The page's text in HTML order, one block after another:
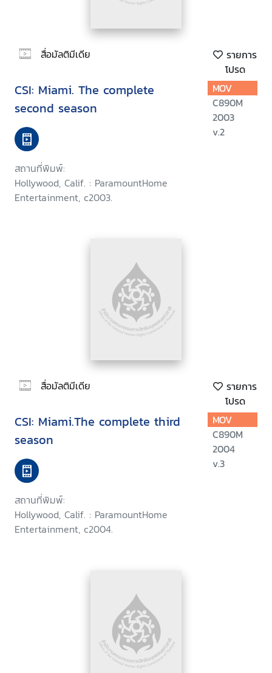
สื่อมัลติมีเดีย
รายการ
โปรด
CSI: Miami. The complete
second season
สถานที่พิมพ์:
Hollywood, Calif. : ParamountHome
Entertainment, c2003.
MOV
C890M
2003
v.2
สื่อมัลติมีเดีย
รายการ
โปรด
CSI: Miami.The complete third
season
สถานที่พิมพ์:
Hollywood, Calif. : ParamountHome
Entertainment, c2004.
MOV
C890M
2004
v.3